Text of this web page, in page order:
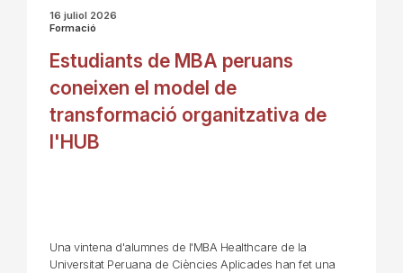
16 juliol 2026
Formació
Estudiants de MBA peruans
coneixen el model de
transformació organitzativa de
l'HUB
Una vintena d'alumnes de l'MBA Healthcare de la
Universitat Peruana de Ciències Aplicades han fet una